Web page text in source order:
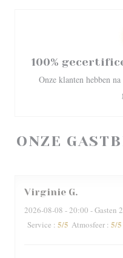
ONZE
Virginie G
2026-08-08 - 20:00 - Gasten 2
Service : 5/5 Atmosfeer : 5/5
100%
Onze klanten hebben